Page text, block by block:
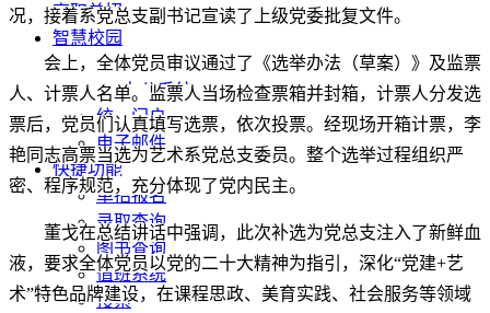
高职单招
智慧校园
教务系统
OA办公系统
统一门户
电子邮件
快捷功能
单招报名
录取查询
图书查询
值班系统
搜索
况，接着系党总支副书记宣读了上级党委批复文件。
会上，全体党员审议通过了《选举办法（草案）》及监票
人、计票人名单。监票人当场检查票箱并封箱，计票人分发选
票后，党员们认真填写选票，依次投票。经现场开箱计票，李
艳同志高票当选为艺术系党总支委员。整个选举过程组织严
密、程序规范，充分体现了党内民主。
董戈在总结讲话中强调，此次补选为党总支注入了新鲜血
液，要求全体党员以党的二十大精神为指引，深化“党建+艺
术”特色品牌建设，在课程思政、美育实践、社会服务等领域